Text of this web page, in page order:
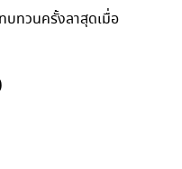
บทวนครั้งลาสุดเมื่อ